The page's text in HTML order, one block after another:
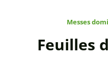
Messes
Feuilles